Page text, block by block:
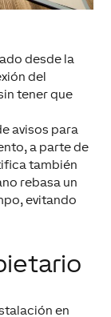
desde la
del
tener que
avisos para
a parte de
también
rebasa un
evitando
en